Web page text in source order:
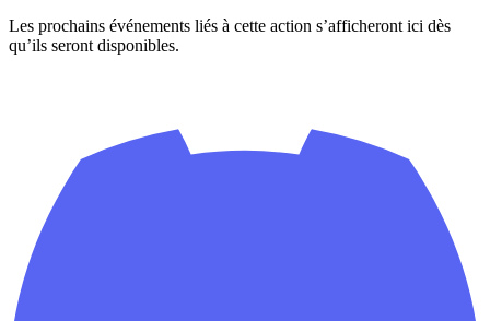
Les prochains événements liés à cette action s’afficheront ici dès
qu’ils seront disponibles.